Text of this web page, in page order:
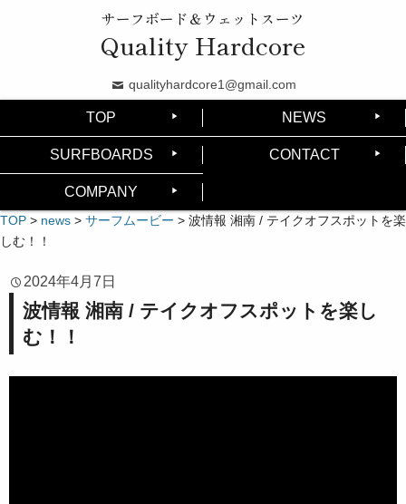
サーフボード＆ウェットスーツ
Quality Hardcore
qualityhardcore1@gmail.com
TOP NEWS
SURFBOARDS CONTACT
COMPANY
TOP > news > サーフムービー > 波情報 湘南 / テイクオフスポットを楽
しむ！！
2024年4月7日
波情報 湘南 / テイクオフスポットを楽し
む！！